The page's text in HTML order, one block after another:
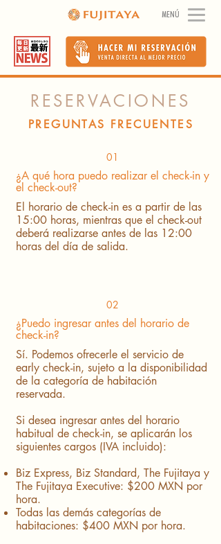
MENÚ
RESERVACIONES
PREGUNTAS FRECUENTES
01
¿A qué hora puedo realizar el check-in y
el check-out?
El horario de check-in es a partir de las
15:00 horas, mientras que el check-out
deberá realizarse antes de las 12:00
horas del día de salida.
02
¿Puedo ingresar antes del horario de
check-in?
Sí. Podemos ofrecerle el servicio de
early check-in, sujeto a la disponibilidad
de la categoría de habitación
reservada.
Si desea ingresar antes del horario
habitual de check-in, se aplicarán los
siguientes cargos (IVA incluido):
​Biz Express, Biz Standard, The Fujitaya y
The Fujitaya Executive: $200 MXN por
hora.
Todas las demás categorías de
habitaciones: $400 MXN por hora.